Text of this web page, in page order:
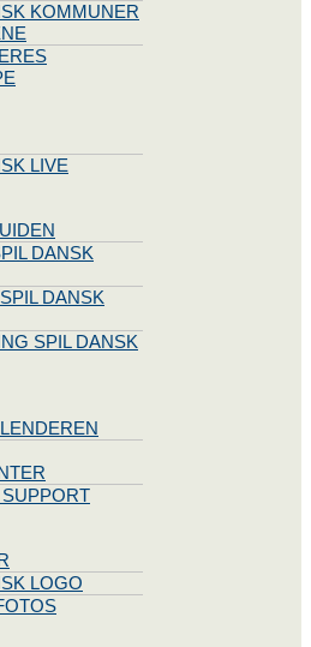
KOMMUNER
LIVE
DANSK
DANSK
SPIL DANSK
SUPPORT
LOGO